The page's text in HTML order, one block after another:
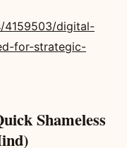
4159503/digital-
for-strategic-
Shameless